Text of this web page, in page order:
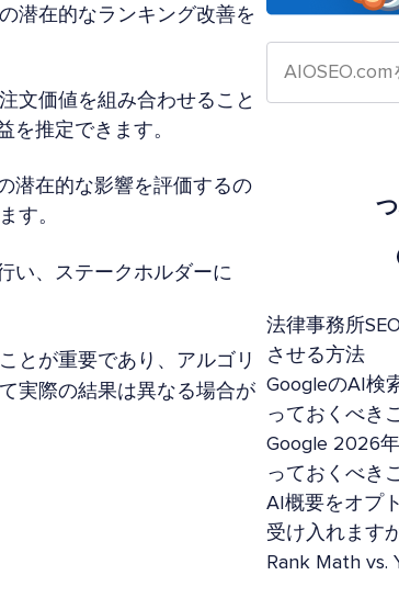
潜在的なランキング改善を
文価値を組み合わせること
を推定できます。
潜在的な影響を評価するの
す。
い、ステークホルダーに
とが重要であり、アルゴリ
実際の結果は異なる場合が
法律事務所
させる方法
GoogleのAI検
っておくべき
Google 2026
っておくべき
AI概要をオプ
受け入れます
Rank Math vs.